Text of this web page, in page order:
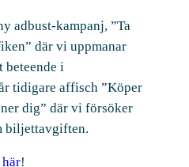
adbust-kampanj, ”Ta
där vi uppmanar
i
tidigare affisch ”Köper
dig” där vi försöker
biljettavgiften.
här!